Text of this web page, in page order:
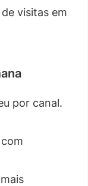
visitas em
por canal.